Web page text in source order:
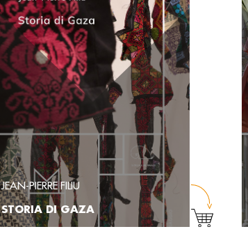
JEAN-PIERRE FILIU
STORIA DI GAZA